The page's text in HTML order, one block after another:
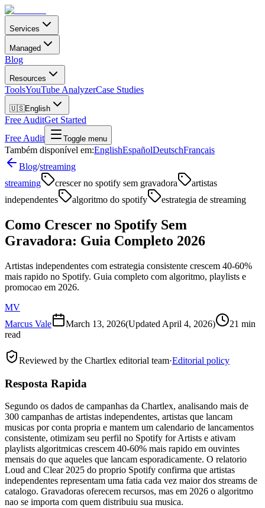
Services
Managed
Blog
Resources
ToolsYouTube AnalyzerCase Studies
🇺🇸English
Free AuditGet Started
Free Audit
Toggle menu
Também disponível em:EnglishEspañolDeutschFrançais
Blog/streaming
streaming
crescer no spotify sem gravadora
artistas
independentes
algoritmo do spotify estrategia de streaming
Como Crescer no Spotify Sem
Gravadora: Guia Completo 2026
Artistas independentes com estrategia consistente crescem 40-60%
mais rapido no Spotify. Guia completo com algoritmo, playlists e
promocao em 2026.
MV
Marcus Vale
March 13, 2026(Updated April 4, 2026)
21 min
read
Reviewed by the Chartlex editorial team·Editorial policy
Resposta Rapida
Segundo os dados de campanhas da Chartlex, analisando mais de
300 campanhas de artistas independentes, artistas que lancam
musicas por conta propria e mantem um calendario de lancamentos
consistente, otimizam seu perfil no Spotify for Artists e ativam
playlists algoritmicas crescem 40-60% mais rapido em ouvintes
mensais do que aqueles que lancam esporadicamente. O relatorio
Loud and Clear 2025 do proprio Spotify confirma que artistas
independentes representam uma fatia cada vez maior dos streams de
catalogo. Gravadoras oferecem recursos, mas em 2026 o algoritmo
nao se importa com quem distribuiu sua musica.